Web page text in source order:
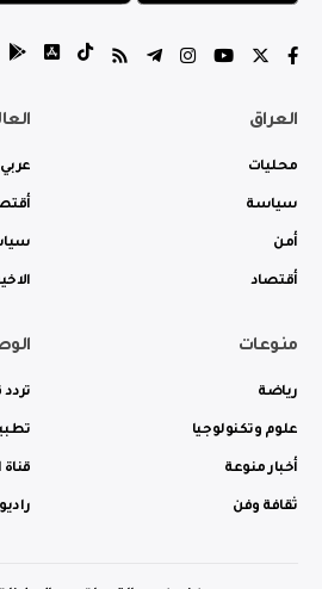
العراق
محليات
سياسة
أمن
أقتصاد
منوعات
رياضة
علوم وتكنولوجيا
أخبار منوعة
ثقافة وفن